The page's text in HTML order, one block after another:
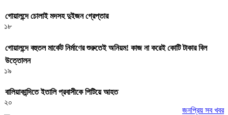
গোয়ালন্দে চোলাই মদসহ দুইজন গ্রেপ্তার
১৮
গোয়ালন্দে বহুতল মার্কেট নির্মাণের শুরুতেই অনিয়ম! কাজ না করেই কোটি টাকার বিল
উত্তোলন
১৯
বালিয়াকান্দিতে ইতালি প্রবাসীকে পিটিয়ে আহত
২০
জনপ্রিয় সব খবর